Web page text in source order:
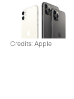
Credits: Apple